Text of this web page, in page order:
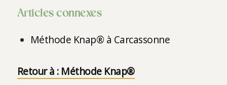
Articles connexes
Méthode Knap® à Carcassonne
Retour à : Méthode Knap®